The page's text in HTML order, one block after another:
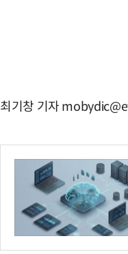
최기창 기자